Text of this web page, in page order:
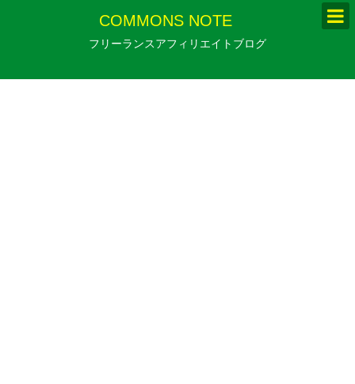
COMMONS NOTE
フリーランスアフィリエイトブログ